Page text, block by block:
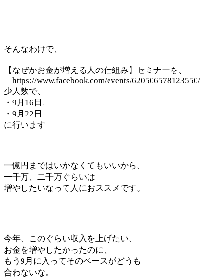
そんなわけで、
【なぜかお金が増える人の仕組み】セミナーを、
https://www.facebook.com/events/620506578123550/
少人数で、
・9月16日、
・9月22日
に行います
一億円まではいかなくてもいいから、
一千万、二千万ぐらいは
増やしたいなって人におススメです。
今年、このぐらい収入を上げたい、
お金を増やしたかったのに、
もう9月に入ってそのペースがどうも
合わないな。